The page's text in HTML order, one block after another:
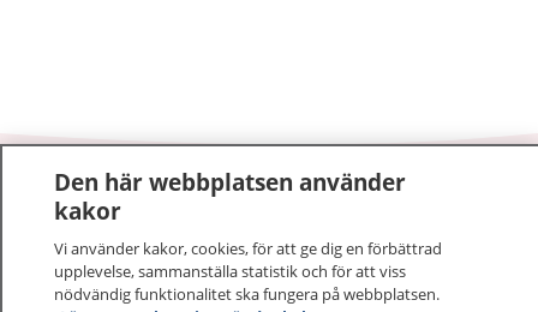
1177–tryggt om din hälsa och vård
På 1177.se får du råd om hälsa och information om
sjukdomar och vilka mottagningar du kan kontakta.
Den här webbplatsen använder
kakor
Vi använder kakor, cookies, för att ge dig en förbättrad
upplevelse, sammanställa statistik och för att viss
nödvändig funktionalitet ska fungera på webbplatsen.